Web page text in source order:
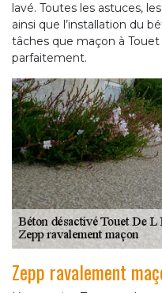
lavé. Toutes les astuces,
ainsi que l’installation du
tâches que maçon à
parfaitement.
Zepp ravalement